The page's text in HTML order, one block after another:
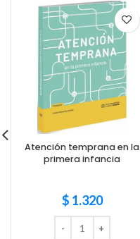
Atención temprana en la
primera infancia
$ 1.320